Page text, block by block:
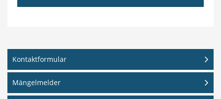
Kontaktformular
Mängelmelder